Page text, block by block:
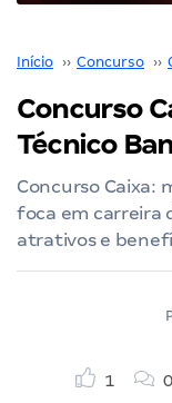
Início ›› Concurso ››
Concurso
Técnico
Concurso Caixa:
foca em carreira
atrativos e
1 0